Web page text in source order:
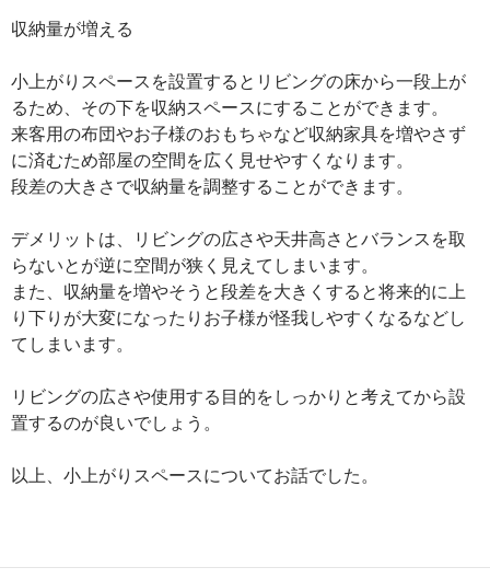
収納量が増える
小上がりスペースを設置するとリビングの床から一段上が
るため、その下を収納スペースにすることができます。
来客用の布団やお子様のおもちゃなど収納家具を増やさず
に済むため部屋の空間を広く見せやすくなります。
段差の大きさで収納量を調整することができます。
デメリットは、リビングの広さや天井高さとバランスを取
らないとが逆に空間が狭く見えてしまいます。
また、収納量を増やそうと段差を大きくすると将来的に上
り下りが大変になったりお子様が怪我しやすくなるなどし
てしまいます。
リビングの広さや使用する目的をしっかりと考えてから設
置するのが良いでしょう。
以上、小上がりスペースについてお話でした。